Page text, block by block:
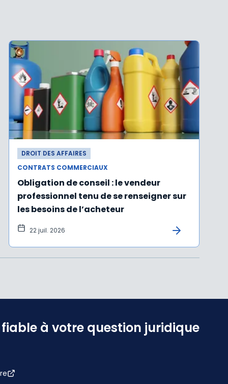
DROIT DES AFFAIRES
CONTRATS COMMERCIAUX
Obligation de conseil : le vendeur
professionnel tenu de se renseigner sur
les besoins de l’acheteur
22 juil. 2026
à votre question juridique